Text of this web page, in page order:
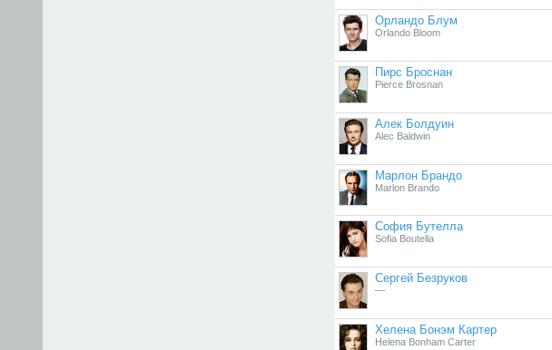
Орландо Блум
Orlando Bloom
Пирс Броснан
Pierce Brosnan
Алек Болдуин
Alec Baldwin
Марлон Брандо
Marlon Brando
София Бутелла
Sofia Boutella
Сергей Безруков
—
Хелена Бонэм Картер
Helena Bonham Carter